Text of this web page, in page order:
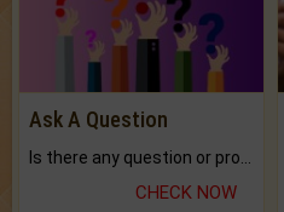
Ask A Question
CHECK NOW